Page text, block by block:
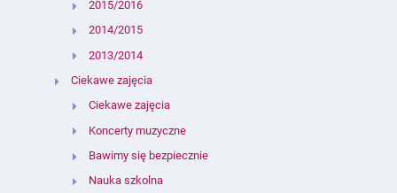
2015/2016
2014/2015
2013/2014
Ciekawe zajęcia
Ciekawe zajęcia
Koncerty muzyczne
Bawimy się bezpiecznie
Nauka szkolna